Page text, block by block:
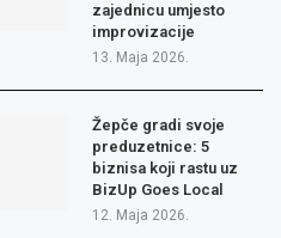
zajednicu umjesto
improvizacije
13. Maja 2026.
Žepče gradi svoje
preduzetnice: 5
biznisa koji rastu uz
BizUp Goes Local
12. Maja 2026.